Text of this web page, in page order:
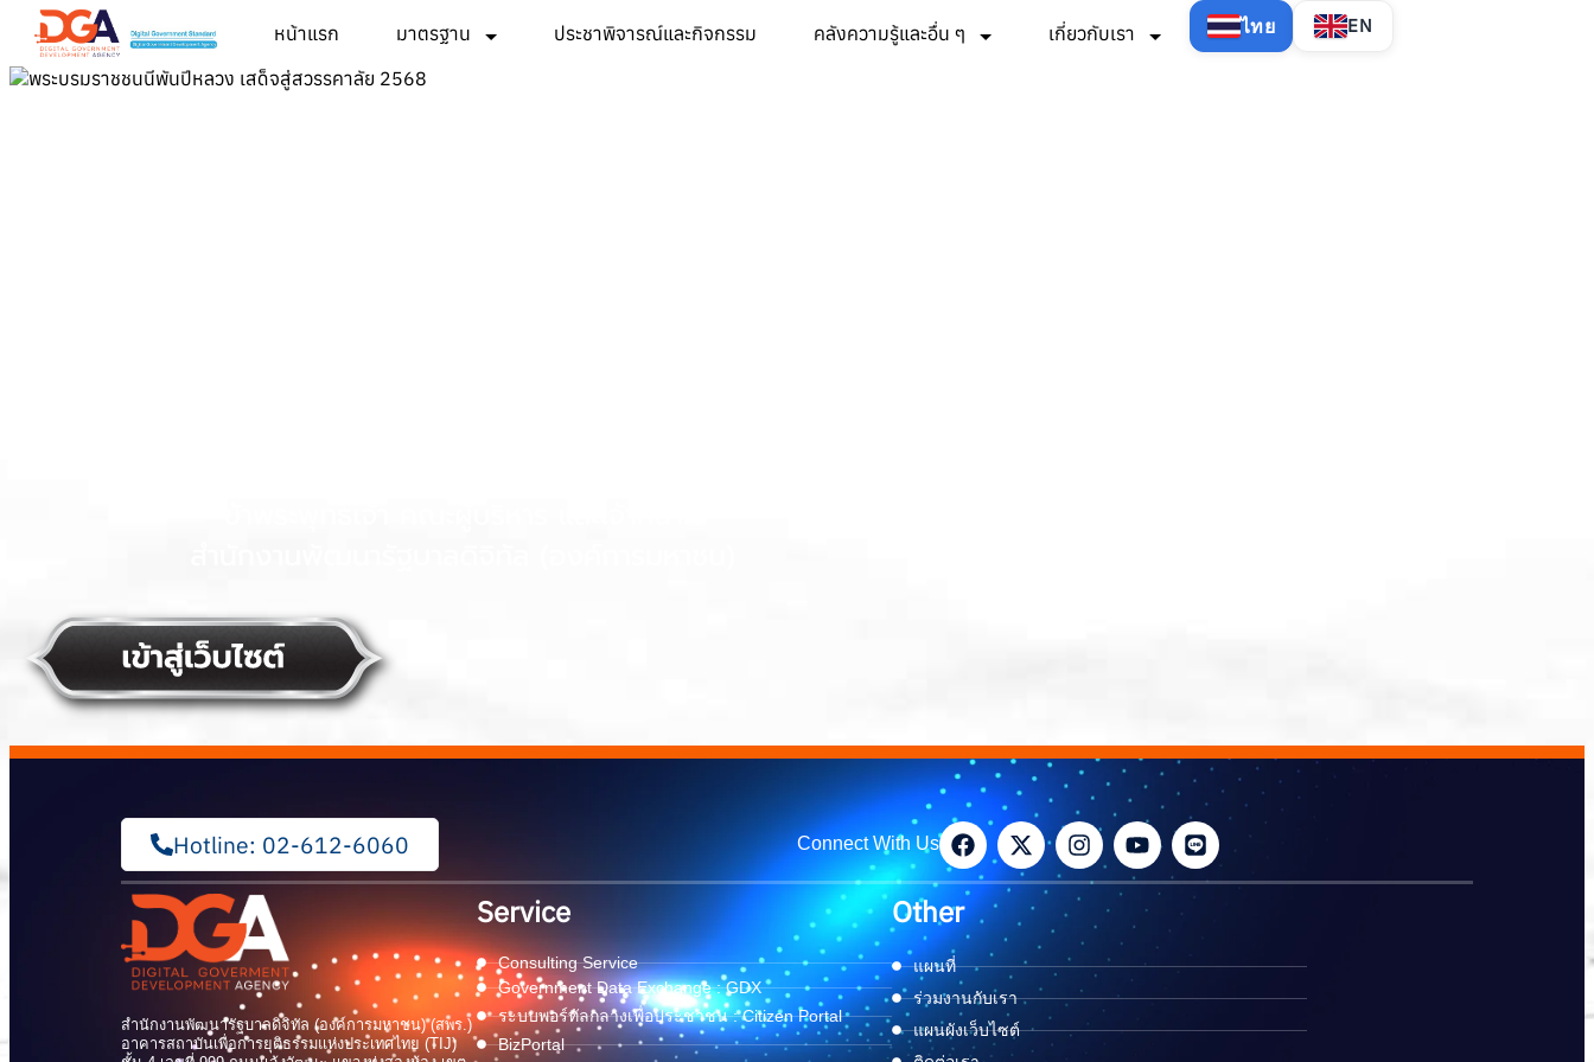
หน้าแรก มาตรฐาน ประชาพิจารณ์และกิจกรรม คลังความรู้และอื่น ๆ เกี่ยวกับเรา ไทย EN
Hotline: 02-612-6060 Connect With Us
สำนักงานพัฒนารัฐบาลดิจิทัล (องค์การมหาชน) (สพร.)
อาคารสถาบันเพื่อการยุติธรรมแห่งประเทศไทย (TIJ)
Service
Consulting Service
Government Data Exchange : GDX
ระบบพอร์ทัลกลางเพื่อประชาชน : Citizen Portal
BizPortal
Other
แผนที่
ร่วมงานกับเรา
แผนผังเว็บไซต์